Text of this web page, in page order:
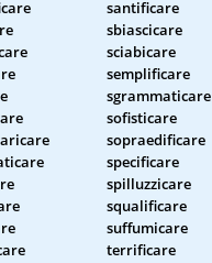
santificare
sbiascicare
sciabicare
semplificare
sgrammaticare
sofisticare
sopraedificare
specificare
spilluzzicare
squalificare
suffumicare
terrificare